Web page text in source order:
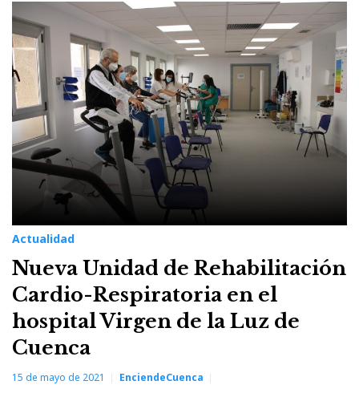
Actualidad
Nueva Unidad de Rehabilitación
Cardio-Respiratoria en el
hospital Virgen de la Luz de
Cuenca
15 de mayo de 2021 EnciendeCuenca